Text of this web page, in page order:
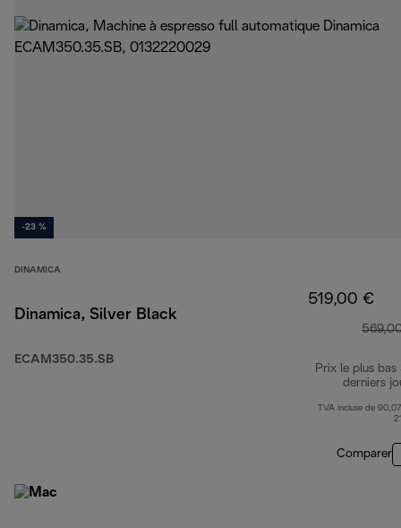
-23 %
DINAMICA
Dinamica, Silver Black
ECAM350.35.SB
519,00 €
Prix le plus bas
derniers
TVA incluse de
Comparer